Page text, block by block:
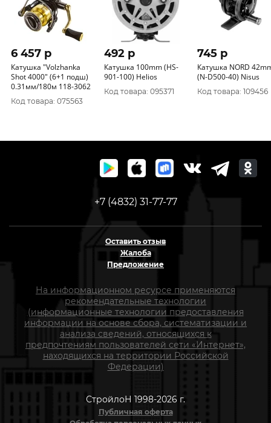
6 457 p
Катушка "Volzhanka
Shot 4000" (6+1 подш)
0.31мм/180м 118-3062
Код товара: 075563
492 p
Катушка 100mm (HS-
901-100) Helios
Код товара: 095371
745 p
Катушка NORD
(N-D500-40) Nisus
Код товара: 109456
+7 (4832) 31-77-77
Оставить отзыв
Жалоба
Предложение
На информационном ресурсе применяются
рекомендательные технологии
(информационные технологии предоставления
информации на основе сбора, систематизации и
анализа сведений, относящихся к
предпочтениям пользователей сети «Интернет»,
находящихся на территории Российской
Федерации)
СтройлоН 1998-2026 г.
Публичная оферта